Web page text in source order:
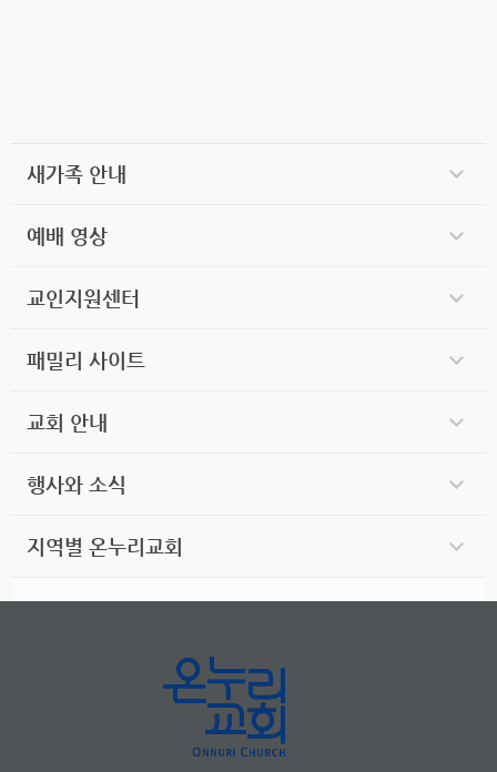
새가족 안내
예배 영상
교인지원센터
패밀리 사이트
교회 안내
행사와 소식
지역별 온누리교회